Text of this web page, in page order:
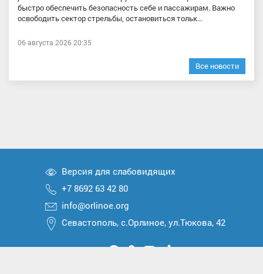
быстро обеспечить безопасность себе и пассажирам. Важно
освободить сектор стрельбы, остановиться тольк...
06 августа 2026 20:35
Все новости
Версия для слабовидящих
+7 8692 63 42 80
info@orlinoe.org
Севастополь, с.Орлиное, ул.Тюкова, 42
МыМыМыМыМы